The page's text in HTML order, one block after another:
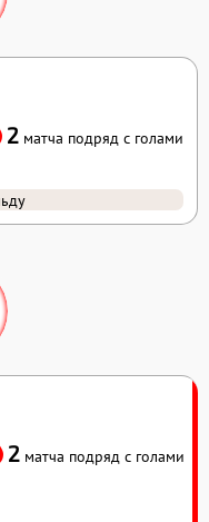
2 матча подряд с голами
2 матча подряд с голами